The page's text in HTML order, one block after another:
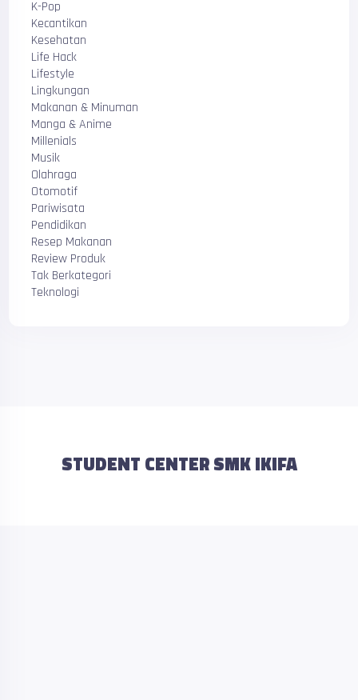
K-Pop
Kecantikan
Kesehatan
Life Hack
Lifestyle
Lingkungan
Makanan & Minuman
Manga & Anime
Millenials
Musik
Olahraga
Otomotif
Pariwisata
Pendidikan
Resep Makanan
Review Produk
Tak Berkategori
Teknologi
STUDENT CENTER SMK IKIFA